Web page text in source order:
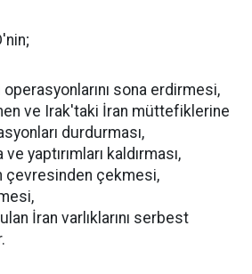
sona erdirmesi,
ve Irak'taki İran müttefiklerine
durdurması,
yaptırımları kaldırması,
çevresinden çekmesi,
İran varlıklarını serbest